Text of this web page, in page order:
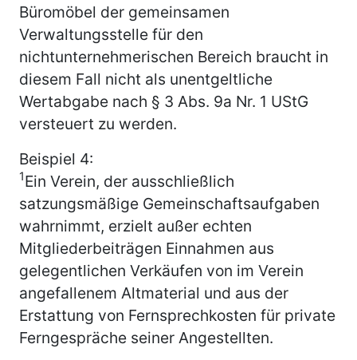
Büromöbel der gemeinsamen
Verwaltungsstelle für den
nichtunternehmerischen Bereich braucht in
diesem Fall nicht als unentgeltliche
Wertabgabe nach § 3 Abs. 9a Nr. 1 UStG
versteuert zu werden.
Beispiel 4:
1Ein Verein, der ausschließlich
satzungsmäßige Gemeinschaftsaufgaben
wahrnimmt, erzielt außer echten
Mitgliederbeiträgen Einnahmen aus
gelegentlichen Verkäufen von im Verein
angefallenem Altmaterial und aus der
Erstattung von Fernsprechkosten für private
Ferngespräche seiner Angestellten.